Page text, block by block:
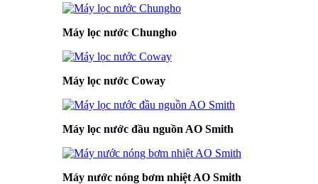
Máy lọc nước Chungho
Máy lọc nước Coway
Máy lọc nước đầu nguồn AO Smith
Máy nước nóng bơm nhiệt AO Smith